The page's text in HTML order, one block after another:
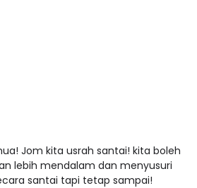
Jom kita usrah santai! kita boleh
lebih mendalam dan menyusuri
santai tapi tetap sampai!